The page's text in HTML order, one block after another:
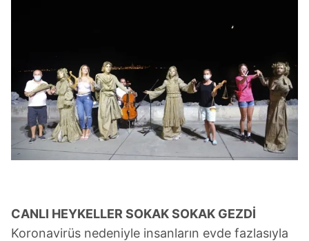
CANLI HEYKELLER SOKAK SOKAK GEZDİ
Koronavirüs nedeniyle insanların evde fazlasıyla